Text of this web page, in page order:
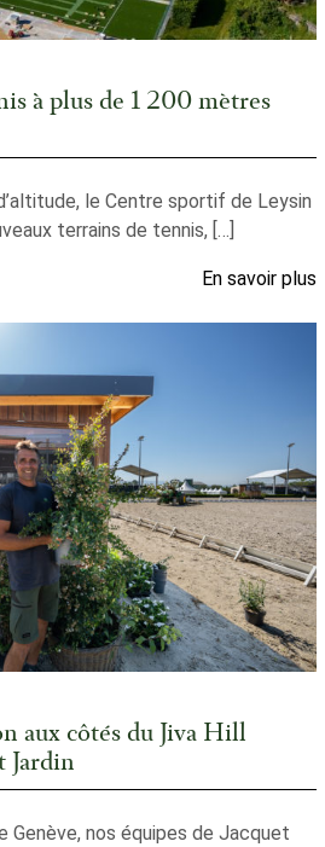
à plus de 1 200 mètres
le Centre sportif de Leysin
terrains de tennis, […]
En savoir plus
aux côtés du Jiva Hill
Jardin
Genève, nos équipes de Jacquet